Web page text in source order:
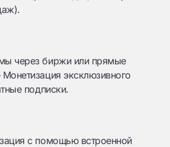
через биржи или прямые
эксклюзивного
подписки.
с помощью встроенной